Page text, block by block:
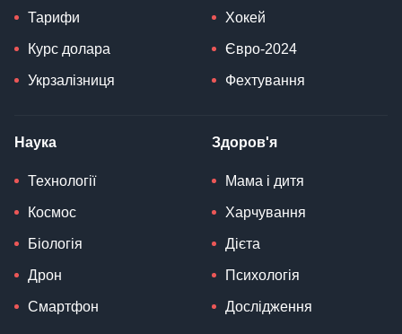
Тарифи
Курс долара
Укрзалізниця
Хокей
Євро-2024
Фехтування
Наука
Технології
Космос
Біологія
Дрон
Смартфон
Здоров'я
Мама і дитя
Харчування
Дієта
Психологія
Дослідження